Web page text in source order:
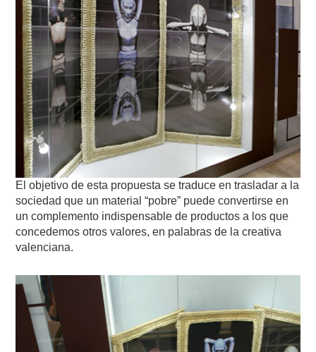
El objetivo de esta propuesta se traduce en trasladar a la
sociedad que un material “pobre” puede convertirse en
un complemento indispensable de productos a los que
concedemos otros valores, en palabras de la creativa
valenciana.